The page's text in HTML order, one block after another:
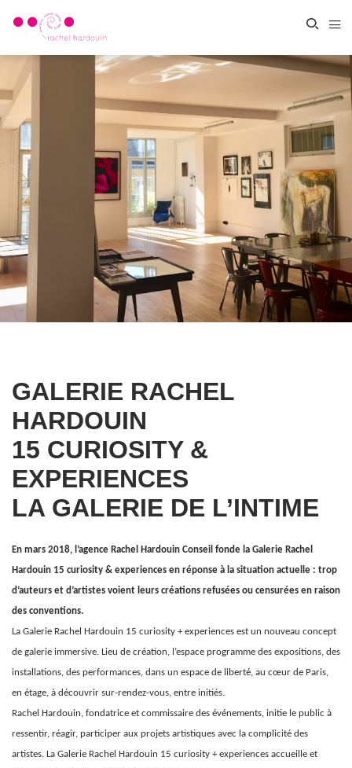
GALERIE RACHEL
HARDOUIN
15 CURIOSITY &
EXPERIENCES
LA GALERIE DE L’INTIME
En mars 2018, l’agence Rachel Hardouin Conseil fonde la Galerie Rachel
Hardouin 15 curiosity & experiences en réponse à la situation actuelle : trop
d’auteurs et d’artistes voient leurs créations refusées ou censurées en raison
des conventions.
La Galerie Rachel Hardouin 15 curiosity + experiences est un nouveau concept
de galerie immersive. Lieu de création, l’espace programme des expositions, des
installations, des performances, dans un espace de liberté, au cœur de Paris,
en étage, à découvrir sur-rendez-vous, entre initiés.
Rachel Hardouin, fondatrice et commissaire des événements, initie le public à
ressentir, réagir, participer aux projets artistiques avec la complicité des
artistes. La Galerie Rachel Hardouin 15 curiosity + experiences accueille et